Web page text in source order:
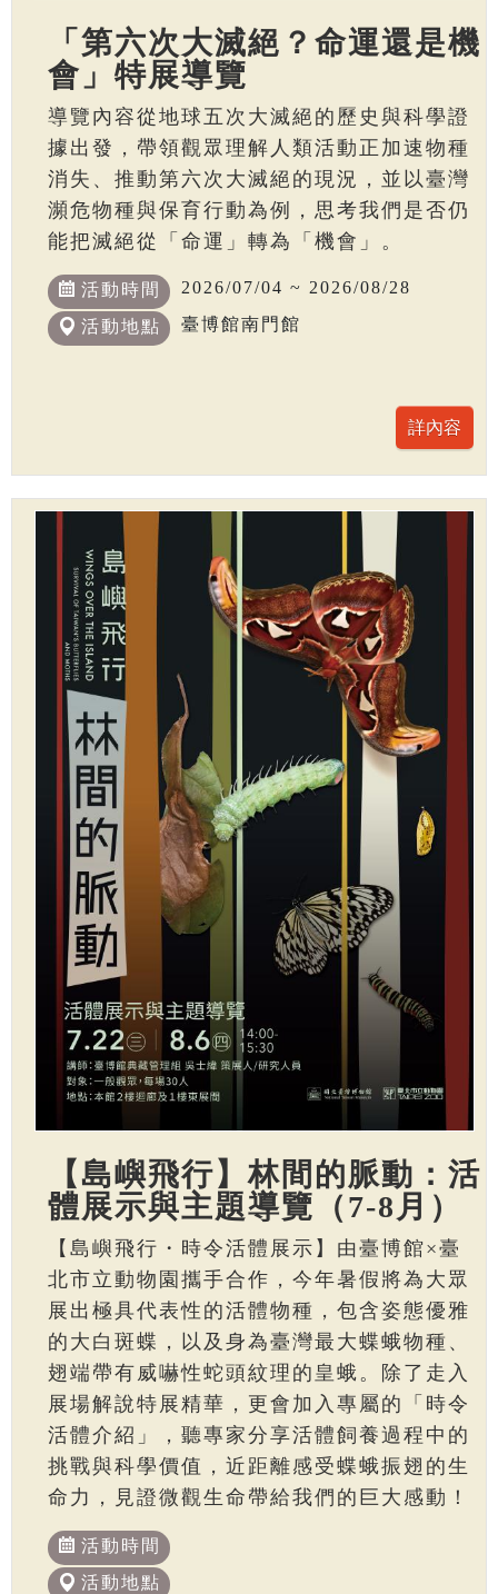
「第六次大滅絕？命運還是機
會」特展導覽
導覽內容從地球五次大滅絕的歷史與科學證
據出發，帶領觀眾理解人類活動正加速物種
消失、推動第六次大滅絕的現況，並以臺灣
瀕危物種與保育行動為例，思考我們是否仍
能把滅絕從「命運」轉為「機會」。
活動時間 2026/07/04 ~ 2026/08/28
活動地點 臺博館南門館
【島嶼飛行】林間的脈動：活
體展示與主題導覽（7-8月）
【島嶼飛行・時令活體展示】由臺博館×臺
北市立動物園攜手合作，今年暑假將為大眾
展出極具代表性的活體物種，包含姿態優雅
的大白斑蝶，以及身為臺灣最大蝶蛾物種、
翅端帶有威嚇性蛇頭紋理的皇蛾。除了走入
展場解說特展精華，更會加入專屬的「時令
活體介紹」，聽專家分享活體飼養過程中的
挑戰與科學價值，近距離感受蝶蛾振翅的生
命力，見證微觀生命帶給我們的巨大感動！
活動時間
活動地點